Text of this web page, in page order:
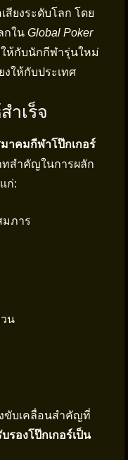
สียงระดับโลก โดย
กใน Global Poker
ให้กับนักกีฬารุ่นใหม่
ให้กับประเทศ
ำเร็จ
าคมกีฬาโป๊กเกอร์
สำคัญในการผลัก
ก่:
มภาร
น
ขับเคลื่อนสำคัญที่
รองโป๊กเกอร์เป็น